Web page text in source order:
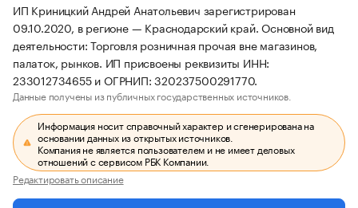
ИП Криницкий Андрей Анатольевич зарегистрирован
09.10.2020, в регионе — Краснодарский край. Основной вид
деятельности: Торговля розничная прочая вне магазинов,
палаток, рынков. ИП присвоены реквизиты ИНН:
233012734655 и ОГРНИП: 320237500291770.
Данные получены из публичных государственных источников.
Информация носит справочный характер и сгенерирована на
основании данных из открытых источников.
Компания не является пользователем и не имеет деловых
отношений с сервисом РБК Компании.
Редактировать описание